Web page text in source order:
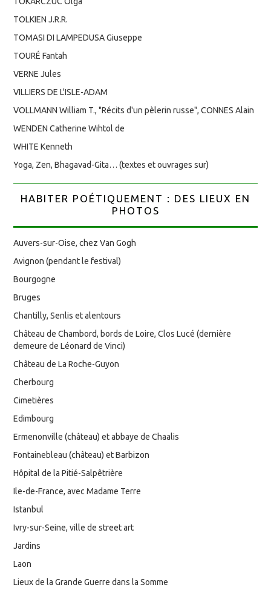
TOLKIEN J.R.R.
TOMASI DI LAMPEDUSA Giuseppe
TOURÉ Fantah
VERNE Jules
VILLIERS DE L'ISLE-ADAM
VOLLMANN William T., "Récits d'un pèlerin russe", CONNES Alain
WENDEN Catherine Wihtol de
WHITE Kenneth
Yoga, Zen, Bhagavad-Gita… (textes et ouvrages sur)
HABITER POÉTIQUEMENT : DES LIEUX EN
PHOTOS
Auvers-sur-Oise, chez Van Gogh
Avignon (pendant le festival)
Bourgogne
Bruges
Chantilly, Senlis et alentours
Château de Chambord, bords de Loire, Clos Lucé (dernière
demeure de Léonard de Vinci)
Château de La Roche-Guyon
Cherbourg
Cimetières
Edimbourg
Ermenonville (château) et abbaye de Chaalis
Fontainebleau (château) et Barbizon
Hôpital de la Pitié-Salpêtrière
Ile-de-France, avec Madame Terre
Istanbul
Ivry-sur-Seine, ville de street art
Jardins
Laon
Lieux de la Grande Guerre dans la Somme